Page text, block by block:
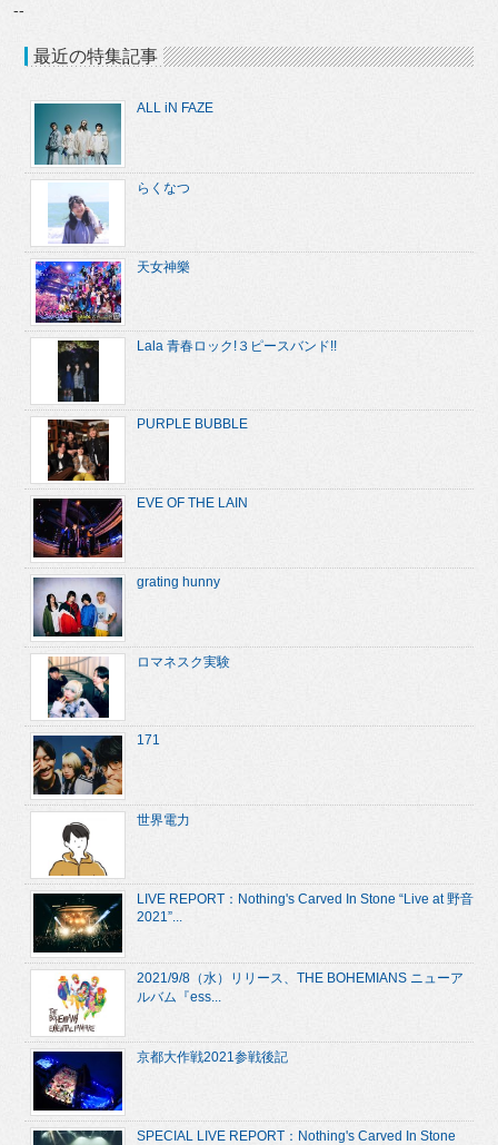
--
最近の特集記事
ALL iN FAZE
らくなつ
天女神樂
Lala 青春ロック!３ピースバンド!!
PURPLE BUBBLE
EVE OF THE LAIN
grating hunny
ロマネスク実験
171
世界電力
LIVE REPORT：Nothing's Carved In Stone “Live at 野音
2021”...
2021/9/8（水）リリース、THE BOHEMIANS ニューア
ルバム『ess...
京都大作戦2021参戦後記
SPECIAL LIVE REPORT：Nothing's Carved In Stone